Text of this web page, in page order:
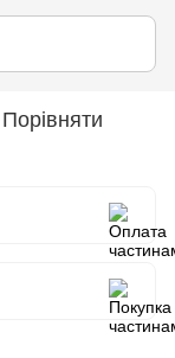
Порівняти